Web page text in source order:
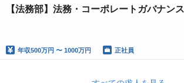
【法務部】法務・コーポレートガバナンス
年収500万円 〜 1000万円 正社員